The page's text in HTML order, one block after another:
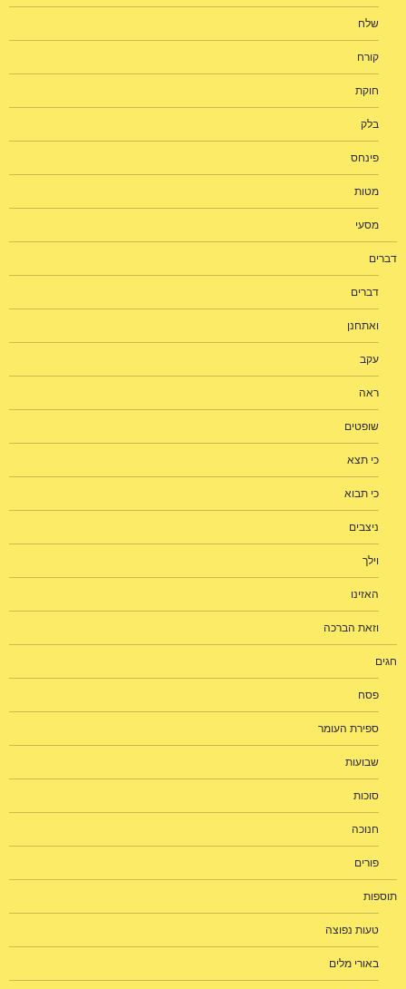
שלח
קורח
חוקת
בלק
פינחס
מטות
מסעי
דברים
דברים
ואתחנן
עקב
ראה
שופטים
כי תצא
כי תבוא
ניצבים
וילך
האזינו
וזאת הברכה
חגים
פסח
ספירת העומר
שבועות
סוכות
חנוכה
פורים
תוספות
טעות נפוצה
באורי מלים